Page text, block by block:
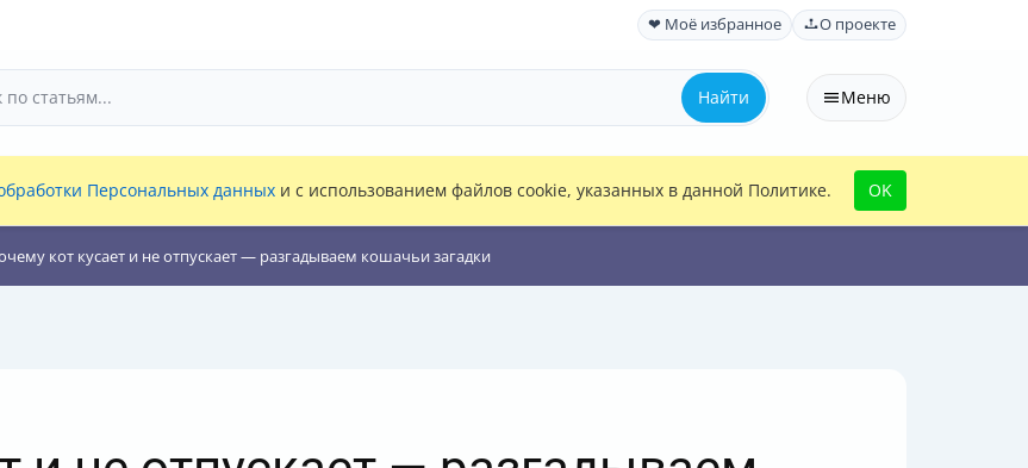
❤ Моё избранное О проекте
Найти Меню
Персональных данных и с использованием файлов cookie, указанных в данной Политике. OK
кот кусает и не отпускает — разгадываем кошачьи загадки